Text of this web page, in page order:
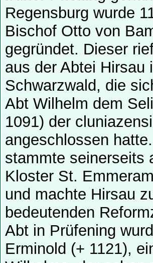
Regensburg wurde
Bischof Otto von
gegründet. Dieser
aus der Abtei Hirsau
Schwarzwald, die
Abt Wilhelm dem
1091) der
angeschlossen
stammte seinerseits
Kloster St.
und machte Hirsau
bedeutenden
Abt in Prüfening
Erminold (+ 1121),